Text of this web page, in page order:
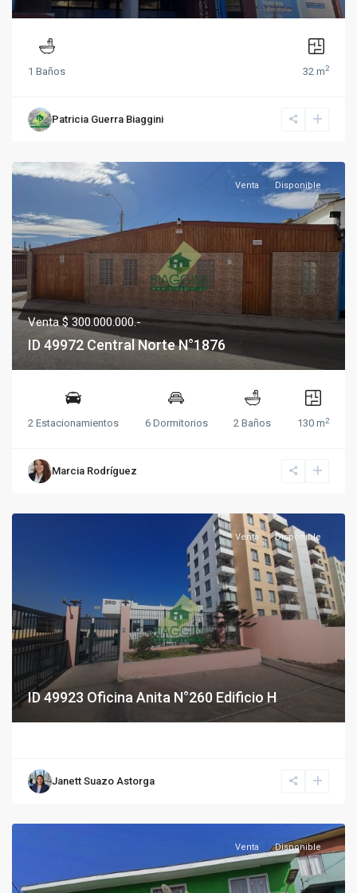
1 Baños 32 m2
Patricia Guerra Biaggini
Venta Disponible
Venta $ 300.000.000.-
ID 49972 Central Norte N°1876
2 Estacionamientos 6 Dormitorios 2 Baños 130 m2
Marcia Rodríguez
Venta Disponible
ID 49923 Oficina Anita N°260 Edificio H
Janett Suazo Astorga
Venta Disponible